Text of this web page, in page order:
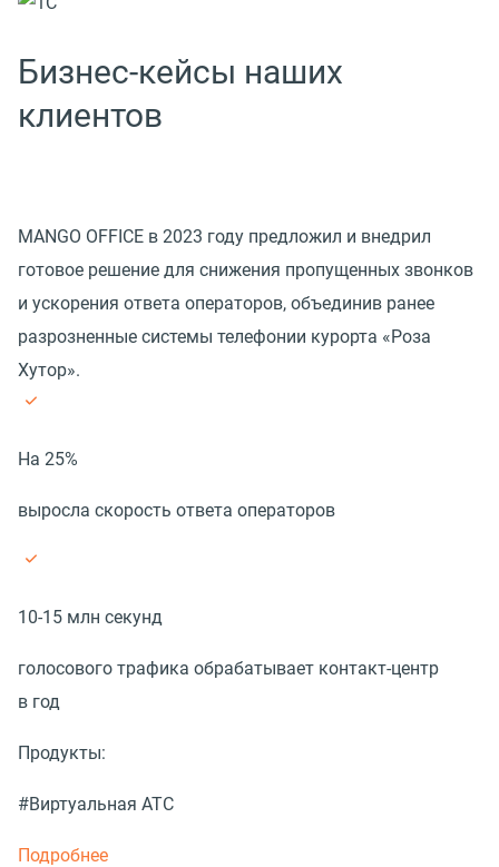
Бизнес-кейсы наших
клиентов
MANGO OFFICE в 2023 году предложил и внедрил
готовое решение для снижения пропущенных звонков
и ускорения ответа операторов, объединив ранее
разрозненные системы телефонии курорта «Роза
Хутор».
На 25%
выросла скорость ответа операторов
10-15 млн секунд
голосового трафика обрабатывает контакт-центр
в год
Продукты:
#Виртуальная АТС
Подробнее